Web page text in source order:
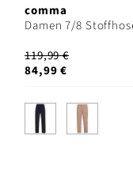
comma
Damen 7/8
119,99 €
84,99 €